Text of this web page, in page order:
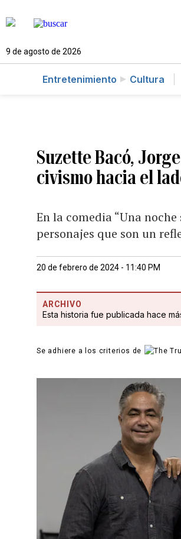
9 de agosto de 2026
Entretenimiento Cultura
Suzette Bacó,
civismo hacia el
En la comedia “Una
personajes que son un
20 de febrero de 2024 - 11:40 PM
ARCHIVO
Esta historia fue publicada hace
Se adhiere a los criterios de